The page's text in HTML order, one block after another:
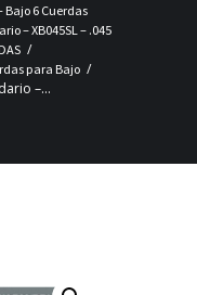
Bajo 6 Cuerdas
– XB045SL – .045
para Bajo
–...